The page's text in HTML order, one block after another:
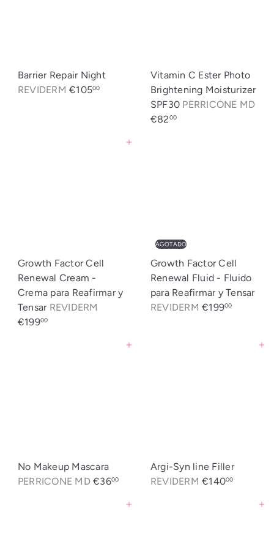
Barrier Repair Night
REVIDERM€10500
Vitamin C Ester Photo
Brightening Moisturizer
SPF30 PERRICONE MD
€8200
Agregar al carrito
Growth Factor Cell
Renewal Cream -
Crema para Reafirmar y
Tensar REVIDERM
€19900
AGOTADO
Growth Factor Cell
Renewal Fluid - Fluido
para Reafirmar y Tensar
REVIDERM€19900
Agregar al carrito
No Makeup Mascara
PERRICONE MD€3600
Agregar al carrito
Argi-Syn line Filler
REVIDERM€14000
Agregar al carrito Agregar al carrito